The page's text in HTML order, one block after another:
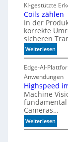
KI-gestützte
Coils zählen
In der
korrekte
sicheren
Weiterlesen:
C
o
i
l
s
z
ä
h
l
Edge-AI-
Anwendungen
Highspeed
Machine
Cameras…
Weiterlesen:
H